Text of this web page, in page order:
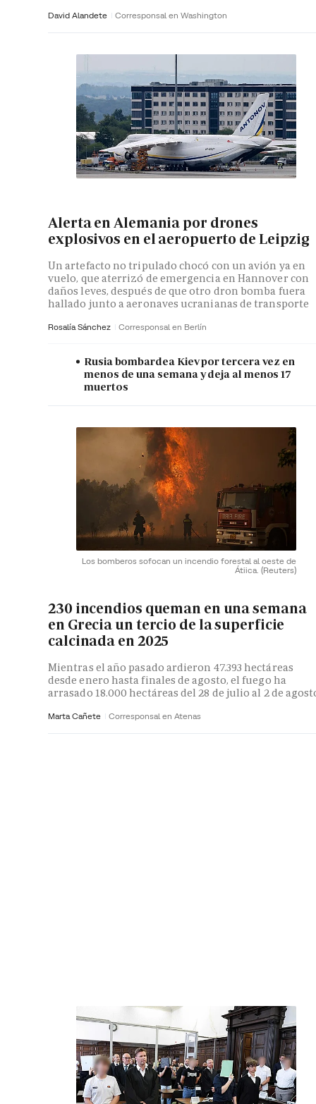
David Alandete Corresponsal en Washington
Alerta en Alemania por drones
explosivos en el aeropuerto de Leipzig
Un artefacto no tripulado chocó con un avión ya en
vuelo, que aterrizó de emergencia en Hannover con
daños leves, después de que otro dron bomba fuera
hallado junto a aeronaves ucranianas de transporte
Rosalía Sánchez Corresponsal en Berlín
Rusia bombardea Kiev por tercera vez en
menos de una semana y deja al menos 17
muertos
Los bomberos sofocan un incendio forestal al oeste de
Átiica. (Reuters)
230 incendios queman en una semana
en Grecia un tercio de la superficie
calcinada en 2025
Mientras el año pasado ardieron 47.393 hectáreas
desde enero hasta finales de agosto, el fuego ha
arrasado 18.000 hectáreas del 28 de julio al 2 de
Marta Cañete Corresponsal en Atenas